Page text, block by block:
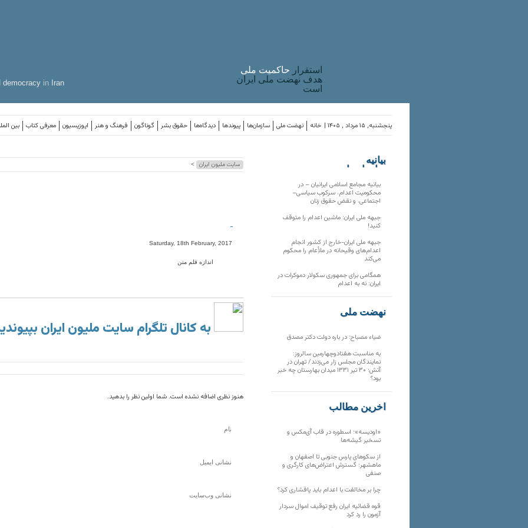
democracy in Iran
استقرار حاکميت ملی
هدف نهضت ملی ایران
است
بین معرفی کتاب اپوزیسیون فرهنگ و هنر گوناگون حقوق بشر دیدگاه‌ها پیوندها سازمان‌ها نهضت ملی خانه پنجشنبه, ۱۵ مرداد , ۱۴۰۵ |
سایت ملیون ایران >
-
Saturday, 18th February, 2017
اندازه قلم متن
به کانال تلگرام سایت ملیون ایران
هنوز نظری اضافه نشده است. شما اولین نظر را بدهید.
بیانیه
سازمان‌های
بیانیه مجامع اسلامی ایرانیان – در
محکومیت اعدام، سرکوب سیاسی–
اجتماعی، و نقض حقوق زنان
جبهه ملی ایران: ماشین اعدام را متوقف
کنید!
جبهه ملی ایران-خارج از کشور انجام
اعدام‌های وقیحانه در ملأِعام را محکوم
می‌کند
همگامی برای جمهوری سکولار دموکرات در
ایران: نه به اعدام
نهضت ملی
ضیاء مصباح: در باره دولت دکتر مصدق
به مناسبت هفتادوچهارمین سالروز:
نمایندگان مجلس زار می‌زدند/ تهران در
آتش؛ ۳۰ تیر ۱۳۳۱ میدان بهارستان چه خبر
بود؟
آخرین مطالب
«اودیسه»؛ اسطوره در قاب آی‌مکس و
تسخیر گیشه‌ها
از سکوهای پارس جنوبی تا اصفهان و
ماهشهر؛ گسترش اعتراض‌های کارگری و
صنفی
چرا بر مخالفت با اعدام باید پافشاری کرد؟
قوه قضائیه ایران رفع توقیف اموال سردار
آزمون را رد کرد